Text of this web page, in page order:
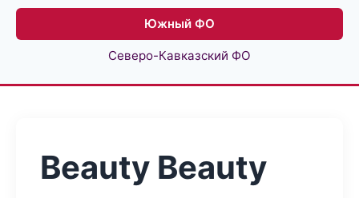
Южный ФО
Северо-Кавказский ФО
Beauty Beauty